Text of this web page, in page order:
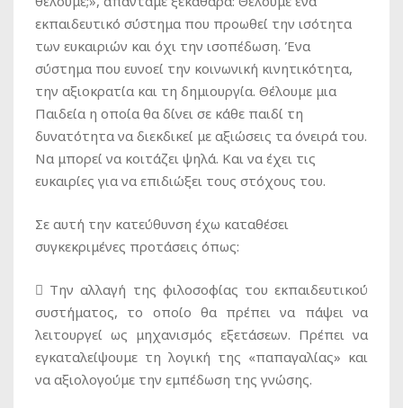
εκπαιδευτικό σύστημα που προωθεί την ισότητα
των ευκαιριών και όχι την ισοπέδωση. Ένα
σύστημα που ευνοεί την κοινωνική κινητικότητα,
την αξιοκρατία και τη δημιουργία. Θέλουμε μια
Παιδεία η οποία θα δίνει σε κάθε παιδί τη
δυνατότητα να διεκδικεί με αξιώσεις τα όνειρά του.
Να μπορεί να κοιτάζει ψηλά. Και να έχει τις
ευκαιρίες για να επιδιώξει τους στόχους του.
Σε αυτή την κατεύθυνση έχω καταθέσει
συγκεκριμένες προτάσεις όπως:
 Την αλλαγή της φιλοσοφίας του εκπαιδευτικού
συστήματος, το οποίο θα πρέπει να πάψει να
λειτουργεί ως μηχανισμός εξετάσεων. Πρέπει να
εγκαταλείψουμε τη λογική της «παπαγαλίας» και
να αξιολογούμε την εμπέδωση της γνώσης.